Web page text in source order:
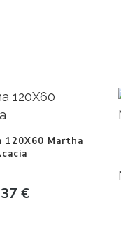
120X60 Martha
€